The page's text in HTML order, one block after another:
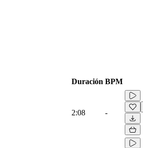
Duración BPM
2:08 -